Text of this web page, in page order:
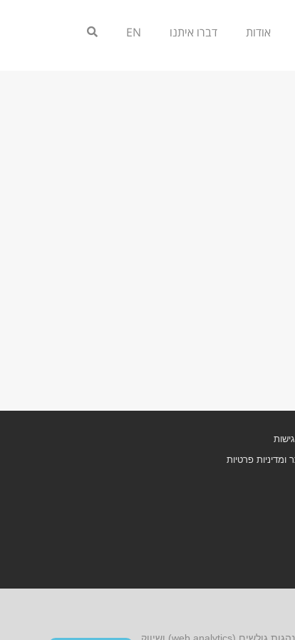
אודות דברו איתנו EN
ומדיניות פרטיות
אתר זה עושה שימוש בקובצי cookies, לרבות קובצי cookies של צד שלישי, עבור שיפור הפונקציונליות, שיפור חוויית הגלישה, ניתוח התנהגות גולשים (web analytics) ושיווק